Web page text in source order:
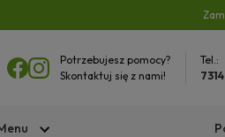
Potrzebujesz pomocy?
Skontaktuj się z nami!
Tel.: